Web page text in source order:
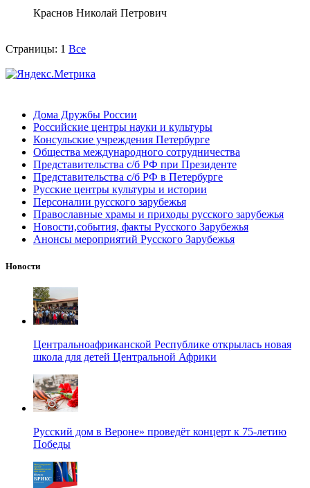
Краснов Николай Петрович
Страницы: 1 Все
Дома Дружбы России
Российские центры науки и культуры
Консульские учреждения Петербурге
Общества международного сотрудничества
Представительства с/б РФ при Президенте
Представительства с/б РФ в Петербурге
Русские центры культуры и истории
Персоналии русского зарубежья
Православные храмы и приходы русского зарубежья
Новости,события, факты Русского Зарубежья
Анонсы мероприятий Русского Зарубежья
Новости
Центральноафриканской Республике открылась новая
школа для детей Центральной Африки
Русский дом в Вероне» проведёт концерт к 75-летию
Победы